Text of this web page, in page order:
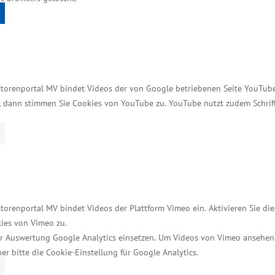
MV bindet Videos der von Google betriebenen Seite
dann stimmen Sie Cookies von YouTube zu. YouTube nutzt zudem
MV bindet Videos der Plattform Vimeo ein. Aktivieren Sie
von Vimeo zu.
Auswertung Google Analytics einsetzen. Um Videos von Vimeo
bitte die Cookie-Einstellung für Google Analytics.
in den maritimen Tourismus – 105
Vorpommern von 1990 bis heute 351
auf 555,1 Millionen Euro, die Förderung betrug
rund 252 Millionen Euro investiert. Sie
vom Wirtschaftsministerium stammen
(GRW) und unter anderem aus dem
Sportboothäfen und 45
- von der Marina bis zur einfachen Ein- und
Vorpommern, davon 4.308